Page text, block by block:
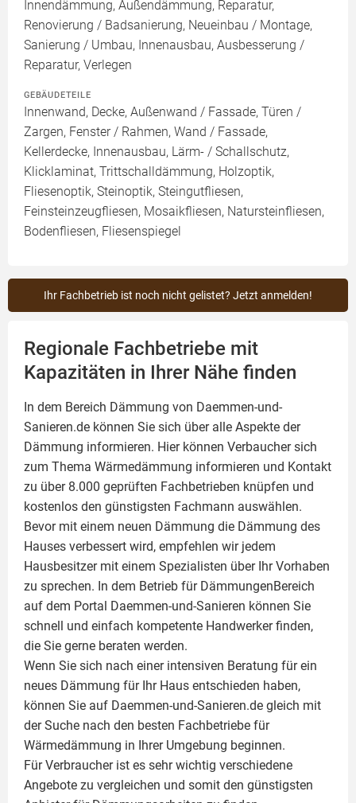
Innendämmung, Außendämmung, Reparatur,
Renovierung / Badsanierung, Neueinbau / Montage,
Sanierung / Umbau, Innenausbau, Ausbesserung /
Reparatur, Verlegen
GEBÄUDETEILE
Innenwand, Decke, Außenwand / Fassade, Türen /
Zargen, Fenster / Rahmen, Wand / Fassade,
Kellerdecke, Innenausbau, Lärm- / Schallschutz,
Klicklaminat, Trittschalldämmung, Holzoptik,
Fliesenoptik, Steinoptik, Steingutfliesen,
Feinsteinzeugfliesen, Mosaikfliesen, Natursteinfliesen,
Bodenfliesen, Fliesenspiegel
Ihr Fachbetrieb ist noch nicht gelistet? Jetzt anmelden!
Regionale Fachbetriebe mit
Kapazitäten in Ihrer Nähe finden
In dem Bereich Dämmung von Daemmen-und-
Sanieren.de können Sie sich über alle Aspekte der
Dämmung informieren. Hier können Verbaucher sich
zum Thema Wärmedämmung informieren und Kontakt
zu über 8.000 geprüften Fachbetrieben knüpfen und
kostenlos den günstigsten Fachmann auswählen.
Bevor mit einem neuen Dämmung die Dämmung des
Hauses verbessert wird, empfehlen wir jedem
Hausbesitzer mit einem Spezialisten über Ihr Vorhaben
zu sprechen. In dem Betrieb für DämmungenBereich
auf dem Portal Daemmen-und-Sanieren können Sie
schnell und einfach kompetente Handwerker finden,
die Sie gerne beraten werden.
Wenn Sie sich nach einer intensiven Beratung für ein
neues Dämmung für Ihr Haus entschieden haben,
können Sie auf Daemmen-und-Sanieren.de gleich mit
der Suche nach den besten Fachbetriebe für
Wärmedämmung in Ihrer Umgebung beginnen.
Für Verbraucher ist es sehr wichtig verschiedene
Angebote zu vergleichen und somit den günstigsten